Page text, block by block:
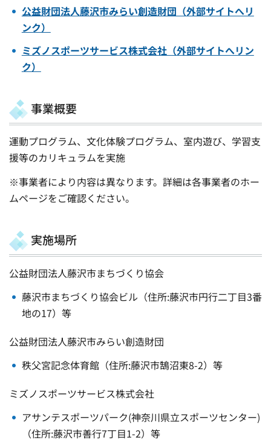
公益財団法人藤沢市みらい創造財団（外部サイトへリ
ンク）
ミズノスポーツサービス株式会社（外部サイトへリン
ク）
事業概要
運動プログラム、文化体験プログラム、室内遊び、学習支
援等のカリキュラムを実施
※事業者により内容は異なります。詳細は各事業者のホー
ムページをご確認ください。
実施場所
公益財団法人藤沢市まちづくり協会
藤沢市まちづくり協会ビル（住所:藤沢市円行二丁目3番
地の17）等
公益財団法人藤沢市みらい創造財団
秩父宮記念体育館（住所:藤沢市鵠沼東8-2）等
ミズノスポーツサービス株式会社
アサンテスポーツパーク(神奈川県立スポーツセンター)
（住所:藤沢市善行7丁目1-2）等